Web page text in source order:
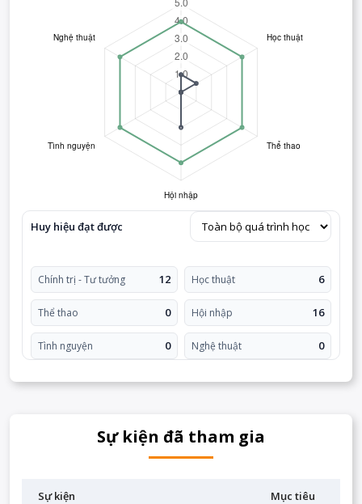
Huy hiệu đạt được
Chính trị - Tư tưởng 12 Học thuật 6
Thể thao 0 Hội nhập 16
Tình nguyện 0 Nghệ thuật 0
Sự kiện đã tham gia
Sự kiện Mục tiêu